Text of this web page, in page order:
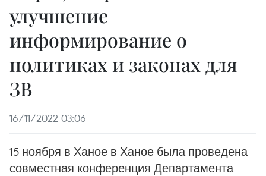
улучшение
информирование о
политиках и законах для
ЗВ
16/11/2022 03:06
15 ноября в Ханое в Ханое была проведена
совместная конференция Департамента